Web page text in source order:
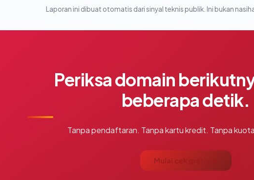
Laporan ini dibuat otomatis dari sinyal teknis publik. Ini bukan
Periksa domain
beberapa detik.
Tanpa pendaftaran. Tanpa kartu kredit. Tanpa
Mulai cek gratis →